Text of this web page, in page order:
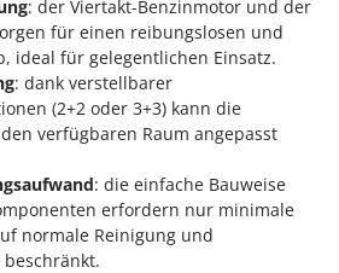
: der Viertakt-Benzinmotor und der
für einen reibungslosen und
ideal für gelegentlichen Einsatz.
: dank verstellbarer
(2+2 oder 3+3) kann die
verfügbaren Raum angepasst
: die einfache Bauweise
erfordern nur minimale
normale Reinigung und